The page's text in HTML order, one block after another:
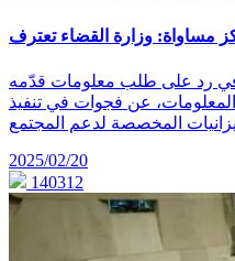
في رد على طلب معلومات قدّمه
عن فجوات في تنفيذ
2025/02/20
140312